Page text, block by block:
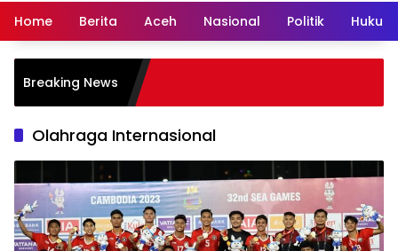
Home Berita Aceh Nasional Politik
Breaking News
Olahraga Internasional